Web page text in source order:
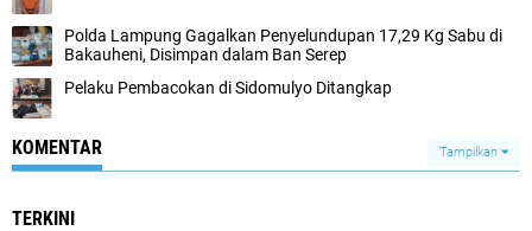
Polda Lampung Gagalkan Penyelundupan 17,29 Kg Sabu di
Bakauheni, Disimpan dalam Ban Serep
Pelaku Pembacokan di Sidomulyo Ditangkap
KOMENTAR Tampilkan
TERKINI